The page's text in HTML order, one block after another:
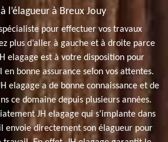
l’élagueur à Breux Jouy
pour effectuer vos travaux
plus d’aller à gauche et à droite parce
elagage est à votre disposition pour
bonne assurance selon vos attentes.
elagage a de bonne connaissance et de
ce domaine depuis plusieurs années.
JH elagage qui s’implante dans
envoie directement son élagueur pour